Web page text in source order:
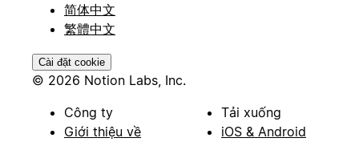
简体中文
繁體中文
Cài đặt cookie
© 2026 Notion Labs, Inc.
Công ty
Giới thiệu về
Tải xuống
iOS & Android